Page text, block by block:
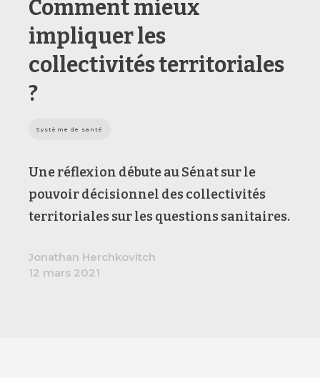
Comment mieux
impliquer les
collectivités territoriales
?
Système de santé
Une réflexion débute au Sénat sur le
pouvoir décisionnel des collectivités
territoriales sur les questions sanitaires.
Jonathan Herchkovitch
12 mars 2021